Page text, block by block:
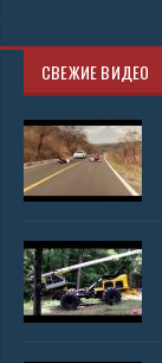
СВЕЖИЕ ВИДЕО